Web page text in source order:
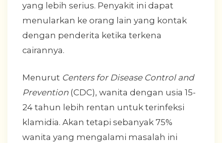
yang lebih serius. Penyakit ini dapat
menularkan ke orang lain yang kontak
dengan penderita ketika terkena
cairannya.
Menurut Centers for Disease Control and
Prevention(CDC), wanita dengan usia 15-
24 tahun lebih rentan untuk terinfeksi
klamidia. Akan tetapi sebanyak 75%
wanita yang mengalami masalah ini